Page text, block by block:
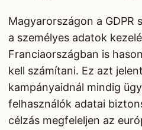
Magyarországon a GDPR
a személyes adatok
Franciaországban is
kell számítani. Ez azt
kampányaidnál mindig
felhasználók adatai
célzás megfeleljen az